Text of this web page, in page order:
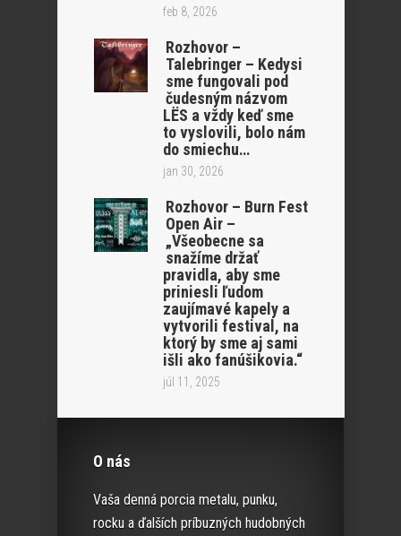
feb 8, 2026
Rozhovor –
Talebringer – Kedysi
sme fungovali pod
čudesným názvom
LËS a vždy keď sme
to vyslovili, bolo nám
do smiechu…
jan 30, 2026
Rozhovor – Burn Fest
Open Air –
„Všeobecne sa
snažíme držať
pravidla, aby sme
priniesli ľudom
zaujímavé kapely a
vytvorili festival, na
ktorý by sme aj sami
išli ako fanúšikovia.“
júl 11, 2025
O nás
Vaša denná porcia metalu, punku,
rocku a ďalších príbuzných hudobných